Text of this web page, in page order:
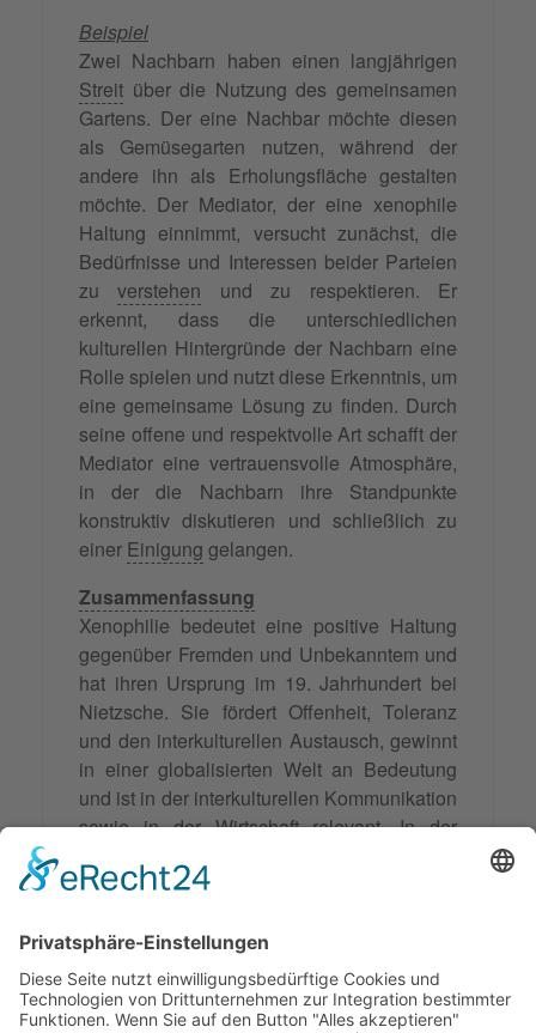
Beispiel
Zwei Nachbarn haben einen langjährigen
Streit über die Nutzung des gemeinsamen
Gartens. Der eine Nachbar möchte diesen
als Gemüsegarten nutzen, während der
andere ihn als Erholungsfläche gestalten
möchte. Der Mediator, der eine xenophile
Haltung einnimmt, versucht zunächst, die
Bedürfnisse und Interessen beider Parteien
zuverstehen und zu respektieren. Er
erkennt, dass die unterschiedlichen
kulturellen Hintergründe der Nachbarn eine
Rolle spielen und nutzt diese Erkenntnis, um
eine gemeinsame Lösung zu finden. Durch
seine offene und respektvolle Art schafft der
Mediator eine vertrauensvolle Atmosphäre,
in der die Nachbarn ihre Standpunkte
konstruktiv diskutieren und schließlich zu
einer Einigung gelangen.
Zusammenfassung
Xenophilie bedeutet eine positive Haltung
gegenüber Fremden und Unbekanntem und
hat ihren Ursprung im 19. Jahrhundert bei
Nietzsche. Sie fördert Offenheit, Toleranz
und den interkulturellen Austausch, gewinnt
in einer globalisierten Welt an Bedeutung
und ist in der interkulturellen Kommunikation
sowie in der Wirtschaft relevant. In der
Schlüsselkompetenz, die hilft, Vertrauen zu
verstehen und Konflikte zu lösen, indem sie
Offenheit und Respekt gegenüber
verschiedenen Kulturen und Meinungen